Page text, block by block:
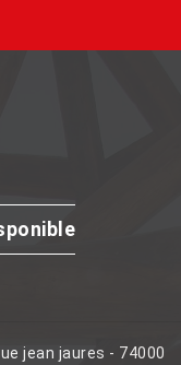
jean jaures - 74000